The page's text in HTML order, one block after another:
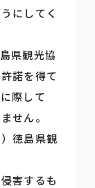
にしてく
県観光協
諾を得て
際して
せん。
徳島県観
害するも